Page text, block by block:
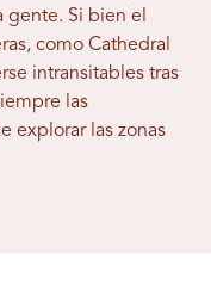
gente. Si bien el
como Cathedral
intransitables tras
las
explorar las zonas